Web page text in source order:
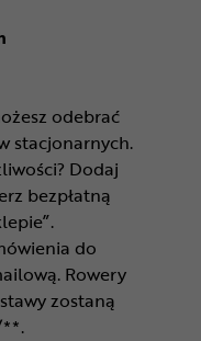
odebrać
stacjonarnych.
Dodaj
bezpłatną
do
Rowery
zostaną
**.